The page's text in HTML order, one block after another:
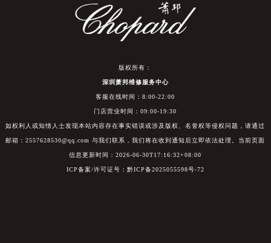
版权所有：
深圳萧邦维修服务中心
客服在线时间：8:00-22:00
门店营业时间：09:00-19:30
如权利人或知情人士发现本站内容存在事实错误或涉及版权、名誉权等侵权问题，请通过
邮箱：2557628530@qq.com 与我们联系，我们将在收到通知后立即依法处理。当前页面
信息更新时间：2026-06-30T17:16:32+08:00
ICP备案/许可证号：黔ICP备2025055598号-72